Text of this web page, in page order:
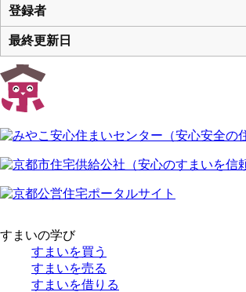
登録者
最終更新日
すまいの学び
すまいを買う
すまいを売る
すまいを借りる